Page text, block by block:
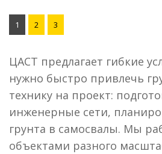
1 2 3
ЦАСТ предлагает гибкие
нужно быстро привлечь
технику на проект:
инженерные сети,
грунта в самосвалы. Мы
объектами разного